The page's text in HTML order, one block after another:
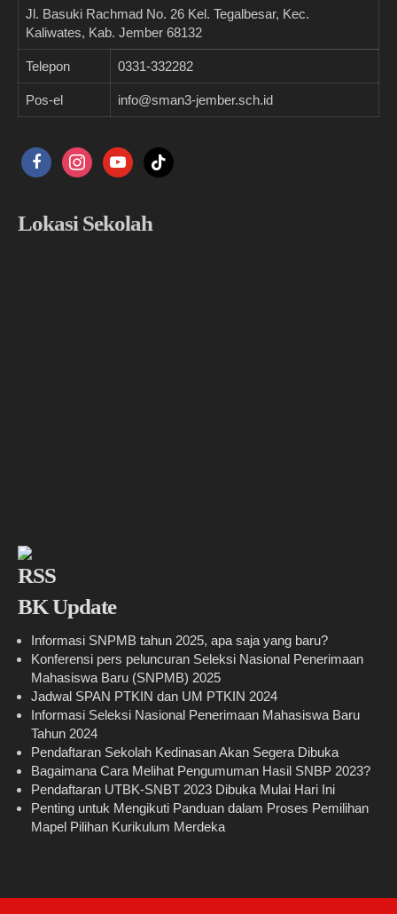
Jl. Basuki Rachmad No. 26 Kel. Tegalbesar, Kec.
Kaliwates, Kab. Jember 68132
Telepon 0331-332282
Pos-el info@sman3-jember.sch.id
facebookinstagramyoutubetiktok
Lokasi Sekolah
BK Update
Informasi SNPMB tahun 2025, apa saja yang baru?
Konferensi pers peluncuran Seleksi Nasional Penerimaan
Mahasiswa Baru (SNPMB) 2025
Jadwal SPAN PTKIN dan UM PTKIN 2024
Informasi Seleksi Nasional Penerimaan Mahasiswa Baru
Tahun 2024
Pendaftaran Sekolah Kedinasan Akan Segera Dibuka
Bagaimana Cara Melihat Pengumuman Hasil SNBP 2023?
Pendaftaran UTBK-SNBT 2023 Dibuka Mulai Hari Ini
Penting untuk Mengikuti Panduan dalam Proses Pemilihan
Mapel Pilihan Kurikulum Merdeka